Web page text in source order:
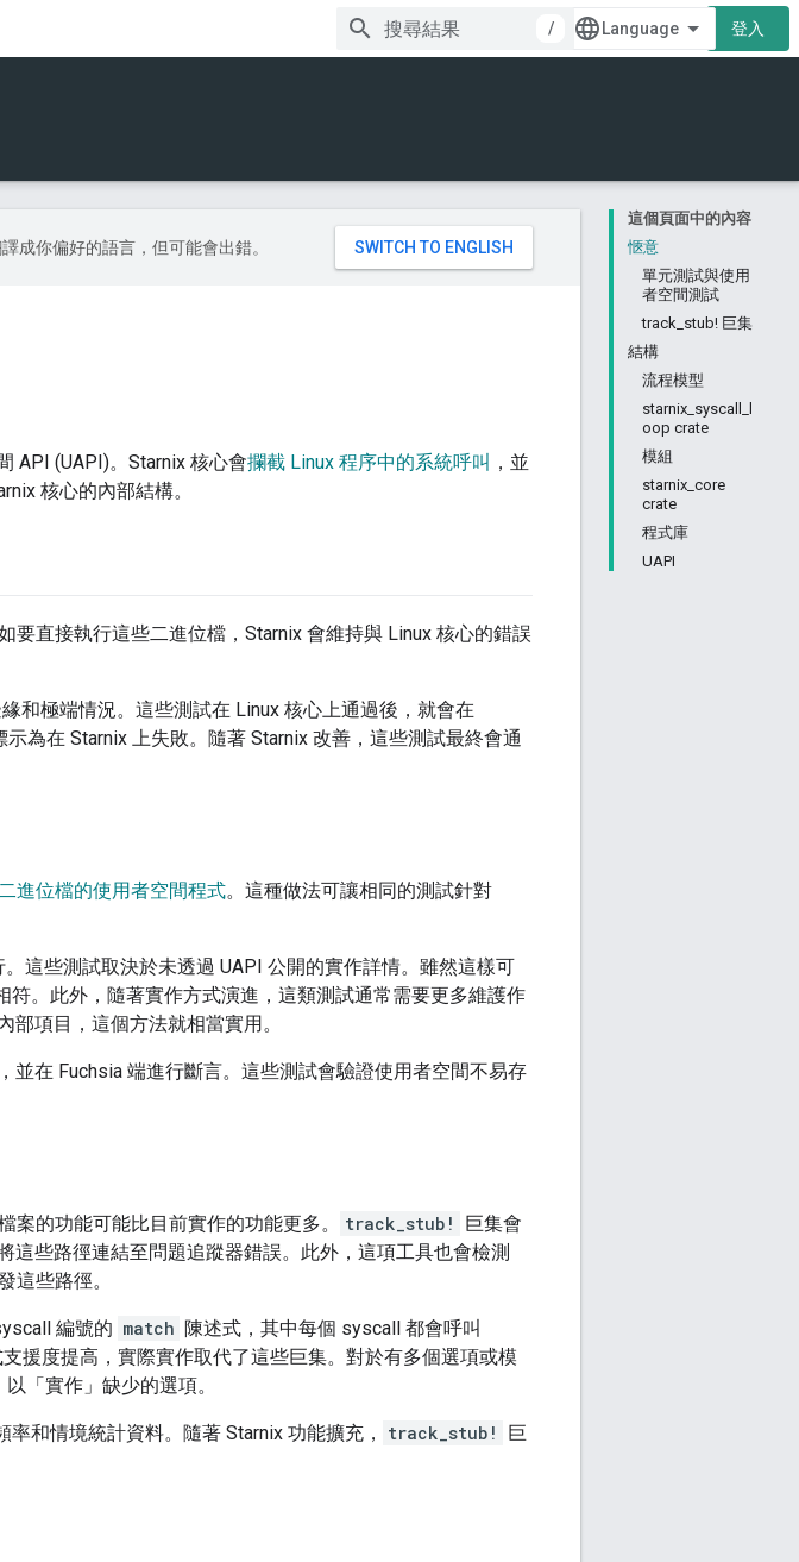
/
登入
這個頁面中的內容
愜意
單元測試與使用
者空間測試
track_stub! 巨集
結構
流程模型
starnix_syscall_l
oop crate
模組
starnix_core
crate
程式庫
UAPI
成你偏好的語言，但可能會出錯。
API (UAPI)。Starnix 核心會攔截 Linux 程序中的系統呼叫 ，並
核心的內部結構。
要直接執行這些二進位檔，Starnix 會維持與 Linux 核心的錯誤
和極端情況。這些測試在 Linux 核心上通過後，就會在
為在 Starnix 上失敗。隨著 Starnix 改善，這些測試最終會通
進位檔的使用者空間程式。這種做法可讓相同的測試針對
這些測試取決於未透過 UAPI 公開的實作詳情。雖然這樣可
符。此外，隨著實作方式演進，這類測試通常需要更多維護作
項目，這個方法就相當實用。
並在 Fuchsia 端進行斷言。這些測試會驗證使用者空間不易存
案的功能可能比目前實作的功能更多。 track_stub!
巨集會
這些路徑連結至問題追蹤器錯誤。此外，這項工具也會檢測
這些路徑。
編號的 match 陳述式，其中每個 syscall 都會呼叫
援度提高，實際實作取代了這些巨集。對於有多個選項或模
「實作」缺少的選項。
率和情境統計資料。隨著 Starnix 功能擴充， track_stub!
巨